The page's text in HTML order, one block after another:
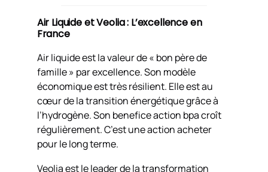
Air Liquide et Veolia : L’excellence en
France
Air liquide est la valeur de « bon père de
famille » par excellence. Son modèle
économique est très résilient. Elle est au
cœur de la transition énergétique grâce à
l’hydrogène. Son benefice action bpa croît
régulièrement. C’est une action acheter
pour le long terme.
Veolia est le leader de la transformation